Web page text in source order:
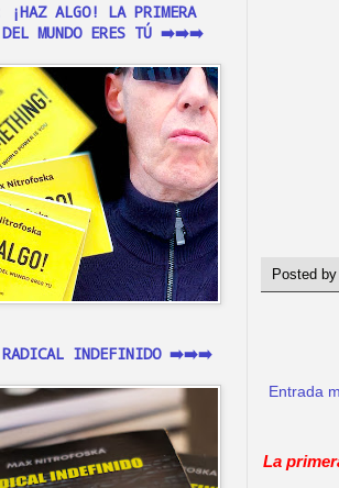
Posted
Entrada
La
ALGO! LA PRIMERA
DEL MUNDO ERES TÚ ➡️➡️➡️
INDEFINIDO ➡️➡️➡️